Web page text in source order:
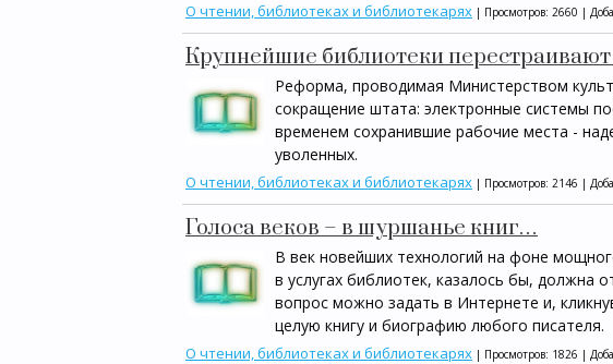
О чтении, библиотеках и библиотекарях | Просмотров: 2660 |
Крупнейшие библиотеки
Реформа, проводимая Министерством
сокращение штата: электронные системы
временем сохранившие рабочие места -
уволенных.
О чтении, библиотеках и библиотекарях | Просмотров: 2146 |
Голоса веков – в шуршанье книг…
В век новейших технологий на фоне
в услугах библиотек, казалось бы, должна
вопрос можно задать в Интернете и,
целую книгу и биографию любого писателя.
О чтении, библиотеках и библиотекарях | Просмотров: 1826 |